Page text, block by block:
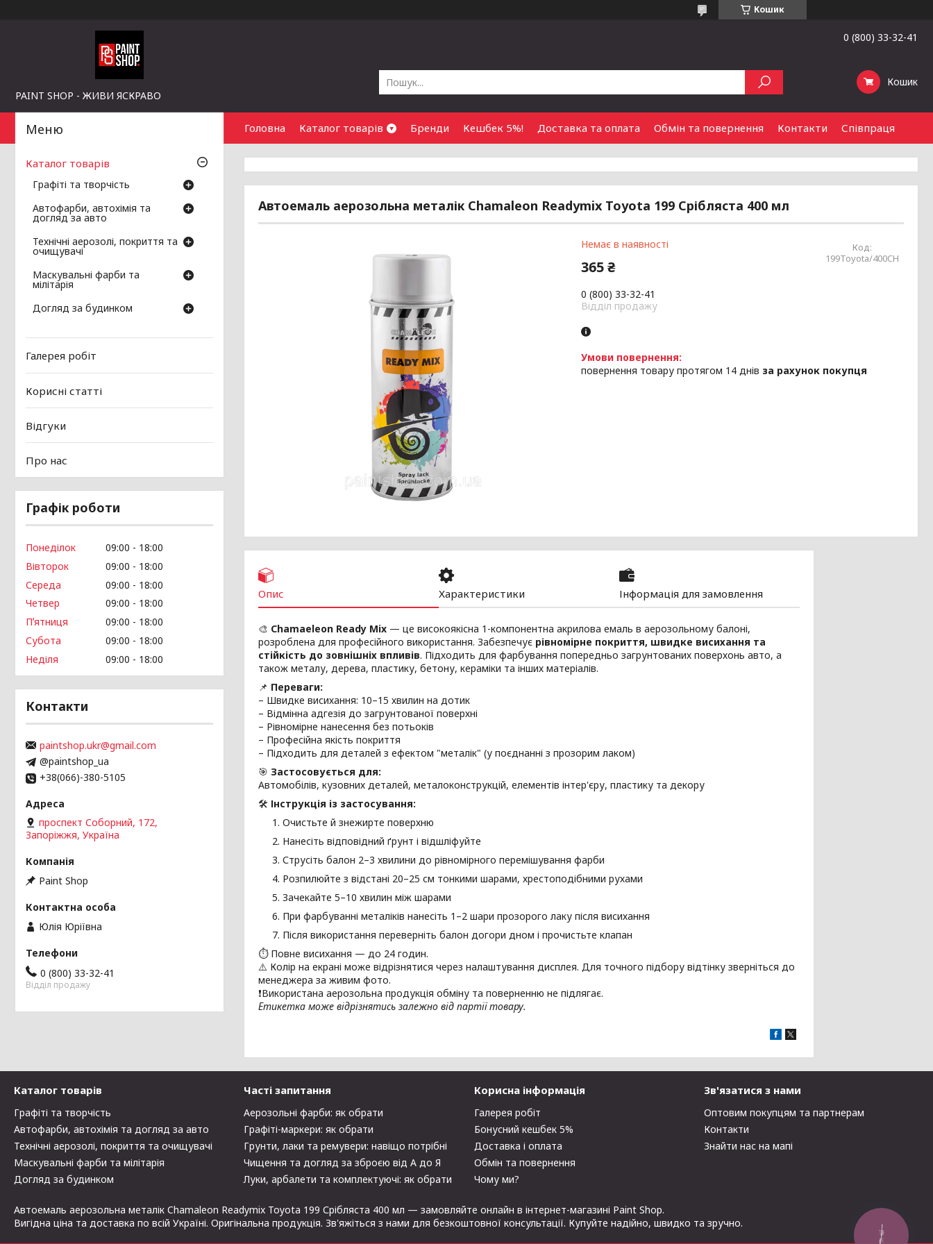
Кошик
PAINT SHOP - ЖИВИ ЯСКРАВО
0 (800) 33-32-41
Кошик
Головна Каталог товарів Бренди Кешбек 5%! Доставка та оплата Обмін та повернення Контакти Співпраця
Автоемаль аерозольна металік Chamaleon Readymix Toyota 199 Срібляста 400 мл
Немає в наявності
Код:
199Toyota/400CH
365 ₴
0 (800) 33-32-41
Відділ продажу
повернення товару протягом 14 днів за рахунок покупця
Опис Характеристики Інформація для замовлення
🎨 Chamaeleon Ready Mix — це високоякісна 1-компонентна акрилова емаль в аерозольному балоні,
розроблена для професійного використання. Забезпечує рівномірне покриття, швидке висихання та
стійкість до зовнішніх впливів. Підходить для фарбування попередньо загрунтованих поверхонь авто, а
також металу, дерева, пластику, бетону, кераміки та інших матеріалів.
📌 Переваги:
– Швидке висихання: 10–15 хвилин на дотик
– Відмінна адгезія до загрунтованої поверхні
– Рівномірне нанесення без потьоків
– Професійна якість покриття
– Підходить для деталей з ефектом "металік" (у поєднанні з прозорим лаком)
🎯 Застосовується для:
Автомобілів, кузовних деталей, металоконструкцій, елементів інтер'єру, пластику та декору
🛠 Інструкція із застосування:
Очистьте й знежирте поверхню
Нанесіть відповідний ґрунт і відшліфуйте
Струсіть балон 2–3 хвилини до рівномірного перемішування фарби
Розпилюйте з відстані 20–25 см тонкими шарами, хрестоподібними рухами
Зачекайте 5–10 хвилин між шарами
При фарбуванні металіків нанесіть 1–2 шари прозорого лаку після висихання
Після використання переверніть балон догори дном і прочистьте клапан
⏱ Повне висихання — до 24 годин.
⚠️ Колір на екрані може відрізнятися через налаштування дисплея. Для точного підбору відтінку зверніться до
менеджера за живим фото.
❗Використана аерозольна продукція обміну та поверненню не підлягає.
Етикетка може відрізнятись залежно від партії товару.
Каталог товарів
Графіті та творчість
Автофарби, автохімія та
догляд за авто
Технічні аерозолі, покриття та
очищувачі
Маскувальні фарби та
мілітарія
Догляд за будинком
Галерея робіт
Корисні статті
Відгуки
Про нас
Графік роботи
Понеділок 09:00
18:00
Вівторок
09:00
18:00
Середа
09:00
18:00
Четвер
09:00
18:00
Пʼятниця
09:00
18:00
Субота
09:00
18:00
Неділя
09:00 18:00
Контакти
paintshop.ukr@gmail.com
@paintshop_ua
+38(066)-380-5105
проспект Соборний, 172,
Запоріжжя, Україна
Paint Shop
Юлія Юріївна
0 (800) 33-32-41
Відділ продажу
Каталог товарів
Графіті та творчість
Автофарби, автохімія та догляд за авто
Технічні аерозолі, покриття та очищувачі
Маскувальні фарби та мілітарія
Догляд за будинком
Часті запитання
Аерозольні фарби: як обрати
Графіті-маркери: як обрати
Грунти, лаки та ремувери: навіщо потрібні
Чищення та догляд за зброєю від А до Я
Луки, арбалети та комплектуючі: як обрати
Корисна інформація
Галерея робіт
Бонусний кешбек 5%
Доставка і оплата
Обмін та повернення
Чому ми?
Зв'язатися з нами
Оптовим покупцям та партнерам
Контакти
Знайти нас на мапі
Автоемаль аерозольна металік Chamaleon Readymix Toyota 199 Срібляста 400 мл — замовляйте онлайн в інтернет-магазині Paint Shop.
Вигідна ціна та доставка по всій Україні. Оригінальна продукція. Зв'яжіться з нами для безкоштовної консультації. Купуйте надійно, швидко та зручно.
КНОПКА
ЗВ'ЯЗКУ